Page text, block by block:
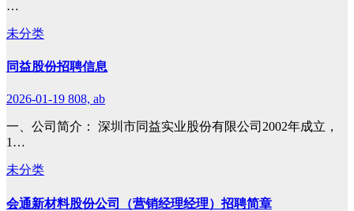
…
未分类
同益股份招聘信息
2026-01-19 808, ab
一、公司简介： 深圳市同益实业股份有限公司2002年成立，
1…
未分类
会通新材料股份公司（营销经理经理）招聘简章